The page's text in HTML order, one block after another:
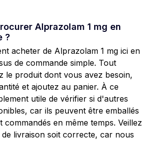
Alprazolam 1 mg en
?
acheter de Alprazolam 1 mg ici en
de commande simple. Tout
le produit dont vous avez besoin,
et ajoutez au panier. À ce
utile de vérifier si d'autres
car ils peuvent être emballés
commandés en même temps. Veillez
livraison soit correcte, car nous